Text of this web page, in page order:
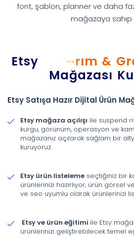
font, şablon, planner ve daha
mağazaya sahip
Etsy
Mağazası
Etsy Satışa Hazır Dijital Ürün
Etsy mağaza açılışı ile suspend
kurgu, görünüm, operasyon ve
mağazanız açılarak sağlam bir
kuruyoruz.
Etsy ürün listeleme seçtiğiniz bir
ürünlerinizi hazırlıyor, ürün görsel
ve seo uyumlu olarak ürünlerinizi
Etsy ve ürün eğitimi ile Etsy
ürünlerinizi geliştirebilecek temel